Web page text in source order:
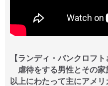
【ランディ・バンクロフ
虐待をする男性とその家
以上にわたって主にアメ